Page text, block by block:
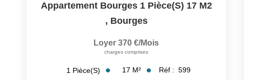
Appartement Bourges 1 Pièce(s) 17 M2
, Bourges
Loyer 370 €/mois
charges comprises
1 Pièce(s) 17 M² Réf : 599